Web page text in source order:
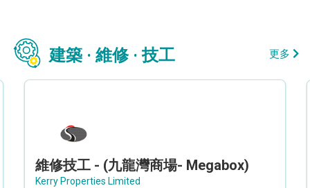
建築 · 維修 · 技工 更多
維修技工 - (九龍灣商場- Megabox)
Kerry Properties Limited